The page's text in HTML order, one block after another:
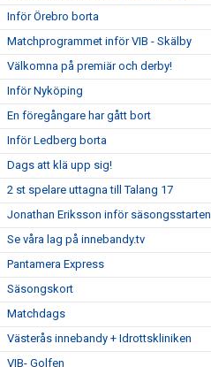
Inför Örebro borta
Matchprogrammet inför VIB - Skälby
Välkomna på premiär och derby!
Inför Nyköping
En föregångare har gått bort
Inför Ledberg borta
Dags att klä upp sig!
2 st spelare uttagna till Talang 17
Jonathan Eriksson inför säsongsstarten
Se våra lag på innebandy.tv
Pantamera Express
Säsongskort
Matchdags
Västerås innebandy + Idrottskliniken
VIB- Golfen